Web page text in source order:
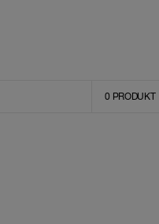
0 PRODUKT